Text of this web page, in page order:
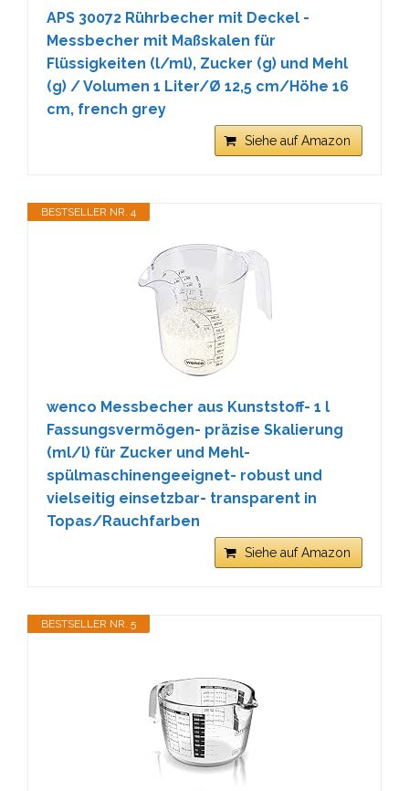
APS 30072 Rührbecher mit Deckel -
Messbecher mit Maßskalen für
Flüssigkeiten (l/ml), Zucker (g) und Mehl
(g) / Volumen 1 Liter/Ø 12,5 cm/Höhe 16
cm, french grey
Siehe auf Amazon
BESTSELLER NR. 4
wenco Messbecher aus Kunststoff- 1 l
Fassungsvermögen- präzise Skalierung
(ml/l) für Zucker und Mehl-
spülmaschinengeeignet- robust und
vielseitig einsetzbar- transparent in
Topas/Rauchfarben
Siehe auf Amazon
BESTSELLER NR. 5